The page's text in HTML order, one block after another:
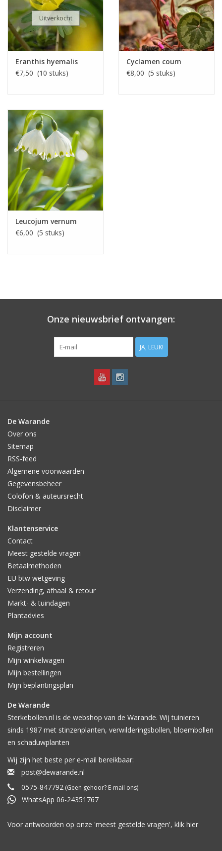
Uitverkocht
Eranthis hyemalis
€7,50 (10 stuks)
Cyclamen coum
€8,00 (5 stuks)
Leucojum vernum
€6,00 (5 stuks)
Onze nieuwsbrief ontvangen:
JA, LEUK!
De Warande
Over ons
Sitemap
RSS-feed
Algemene voorwaarden
Gegevensbeheer
Colofon & auteursrecht
Disclaimer
Klantenservice
Contact
Meest gestelde vragen
Betaalmethoden
EU btw wetgeving
Verzending, afhaal & retour
Markt- & tuindagen
Plantadvies
Mijn account
Registreren
Mijn winkelwagen
Mijn bestellingen
Mijn beplantingsplan
De Warande
Sterkebollen.nl is de webshop van de Warande. Wij tuinieren
sinds 1987 met stinzenplanten, verwilderingsbollen, bloembollen
en schaduwplanten
Wij zijn het beste per e-mail bereikbaar:
post@dewarande.nl
0575-847792 (Geen gehoor? E-mail ons)
WhatsApp 06-24351767
Voor antwoorden op onze 'meest gestelde vragen', klik hier